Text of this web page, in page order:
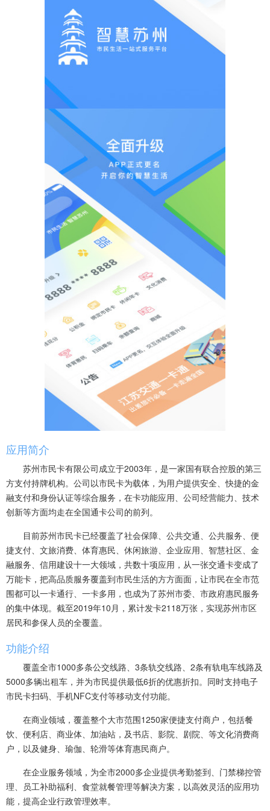
应用简介
苏州市民卡有限公司成立于2003年，是一家国有联合控股的第三
方支付持牌机构。公司以市民卡为载体，为用户提供安全、快捷的金
融支付和身份认证等综合服务，在卡功能应用、公司经营能力、技术
创新等方面均走在全国通卡公司的前列。
目前苏州市民卡已经覆盖了社会保障、公共交通、公共服务、便
捷支付、文旅消费、体育惠民、休闲旅游、企业应用、智慧社区、金
融服务、信用建设十一大领域，共数十项应用，从一张交通卡变成了
万能卡，把高品质服务覆盖到市民生活的方方面面，让市民在全市范
围都可以一卡通行、一卡多用，也成为了苏州市委、市政府惠民服务
的集中体现。截至2019年10月，累计发卡2118万张，实现苏州市区
居民和参保人员的全覆盖。
功能介绍
覆盖全市1000多条公交线路、3条轨交线路、2条有轨电车线路及
5000多辆出租车，并为市民提供最低6折的优惠折扣。同时支持电子
市民卡扫码、手机NFC支付等移动支付功能。
在商业领域，覆盖整个大市范围1250家便捷支付商户，包括餐
饮、便利店、商业体、加油站，及书店、影院、剧院、等文化消费商
户，以及健身、瑜伽、轮滑等体育惠民商户。
在企业服务领域，为全市2000多企业提供考勤签到、门禁梯控管
理、员工补助福利、食堂就餐管理等解决方案，以高效灵活的应用功
能，提高企业行政管理效率。